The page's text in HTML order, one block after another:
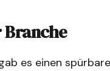
Branche
es einen